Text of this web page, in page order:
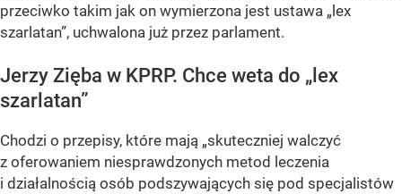
przeciwko takim jak on wymierzona jest ustawa „lex
szarlatan”, uchwalona już przez parlament.
Jerzy Zięba w KPRP. Chce weta do „lex
szarlatan”
Chodzi o przepisy, które mają „skuteczniej walczyć
z oferowaniem niesprawdzonych metod leczenia
i działalnością osób podszywających się pod specjalistów